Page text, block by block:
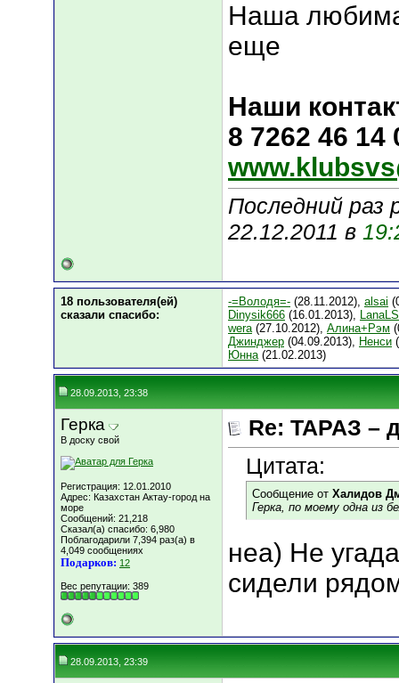
Наша
еще
Наши
8 7262 46 14
Последний раз
22.12.2011 в
18 пользователя(ей)
сказали cпасибо:
-=Володя=- (28.11.2012), alsai
Dinysik666 (16.01.2013),
wera(27.10.2012), Алина+Рэм
Джинджер (04.09.2013), Ненси
Юнна(21.02.2013)
28.09.2013, 23:38
Герка
В доску свой
Регистрация: 12.01.2010
Адрес: Казахстан Актау-город на
море
Сообщений: 21,218
Сказал(а) спасибо: 6,980
Поблагодарили 7,394 раз(а) в
4,049 сообщениях
Подарков: 12
Вес репутации: 389
Re: ТАРАЗ –
Цитата:
Сообщение от Халидов
Герка, по моему одна из
неа) Не
сидели
28.09.2013, 23:39